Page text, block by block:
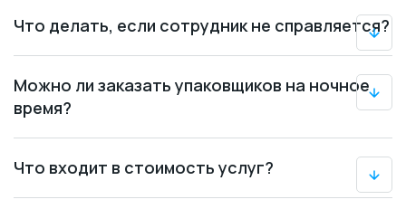
Что делать, если сотрудник не справляется?
Можно ли заказать упаковщиков на ночное
время?
Что входит в стоимость услуг?